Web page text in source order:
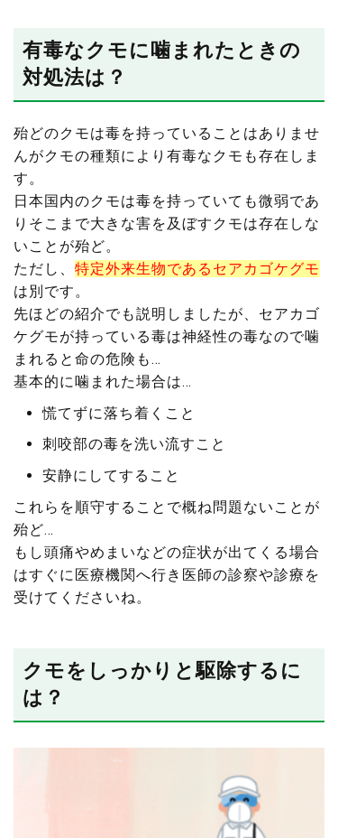
有毒なクモに噛まれたときの
対処法は？
殆どのクモは毒を持っていることはありませ
んがクモの種類により有毒なクモも存在しま
す。
日本国内のクモは毒を持っていても微弱であ
りそこまで大きな害を及ぼすクモは存在しな
いこと が殆ど。
ただし、 特定外来生物であるセアカゴケグモ
は別です。
先ほどの紹介でも説明しましたが、セアカゴ
ケグモが持っている毒は神経性の毒なので噛
まれると命の危険も…
基本的に噛まれた場合は…
慌てずに落ち着くこと
刺咬部の毒を洗い流すこと
安静にしてすること
これらを順守することで概ね問題ないことが
殆ど…
もし頭痛やめまいなどの症状が出てくる場合
はすぐに医療機関へ行き医師の診察や診療を
受けてくださいね。
クモをしっかりと駆除するに
は？